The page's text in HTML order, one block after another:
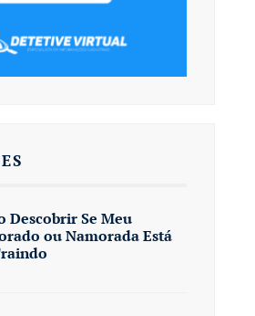
Descobrir Se Meu
ou Namorada Está